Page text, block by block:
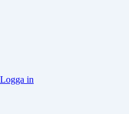
Logga in